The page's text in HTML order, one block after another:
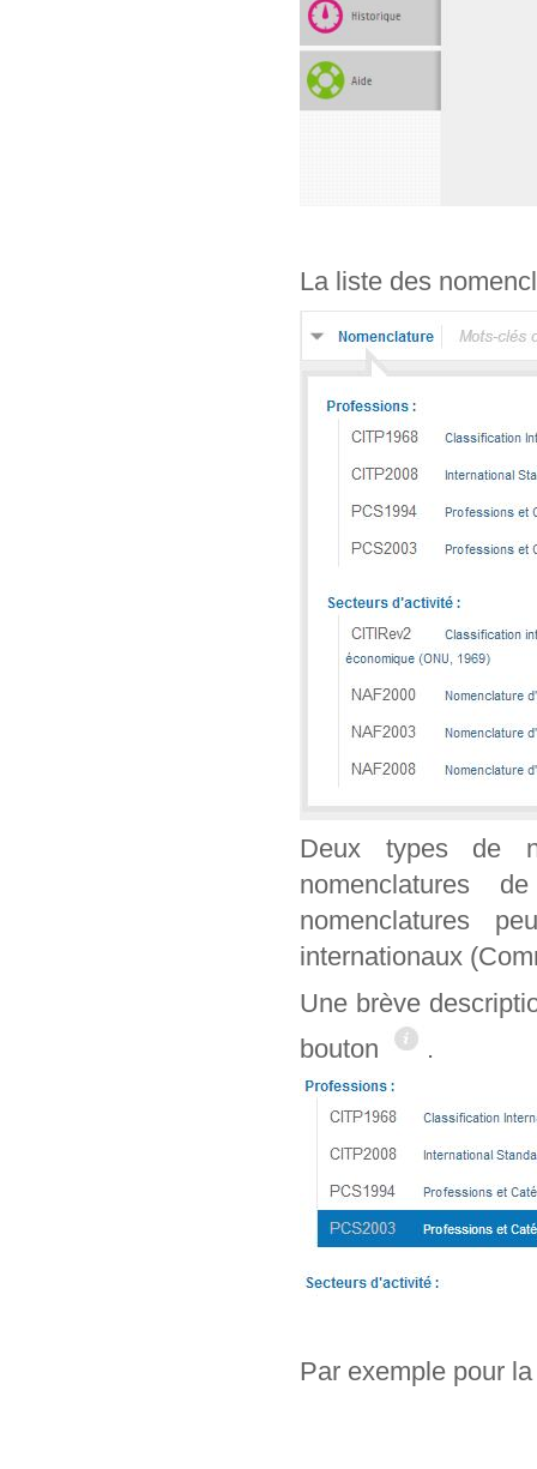
La liste des
Deux types de
nomenclatures
nomenclatures
internationaux
Une brève
bouton
.
Par exemple pour